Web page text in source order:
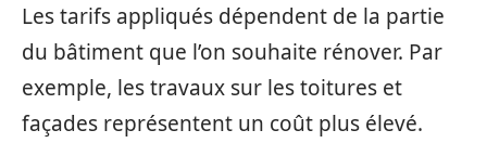
Les tarifs appliqués dépendent de la partie
du bâtiment que l’on souhaite rénover. Par
exemple, les travaux sur les toitures et
façades représentent un coût plus élevé.